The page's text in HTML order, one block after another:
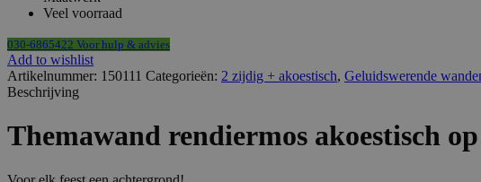
vulling
wielen,
volledig
demontabel
aantal
Veel voorraad
030-6865422 Voor hulp & advies
Add to wishlist
Artikelnummer: 150111 Categorieën: 2 zijdig + akoestisch, Geluidswerende
Beschrijving
Themawand rendiermos akoestisch